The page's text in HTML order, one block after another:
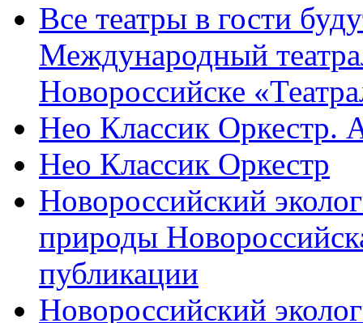
Все театры в гости
Международный
Новороссийске
Нео Классик Оркестр.
Нео Классик Оркестр
Новороссийский
природы
публикации
Новороссийский